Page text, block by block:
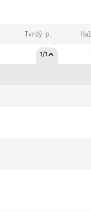
Tvrdý p.
1/1